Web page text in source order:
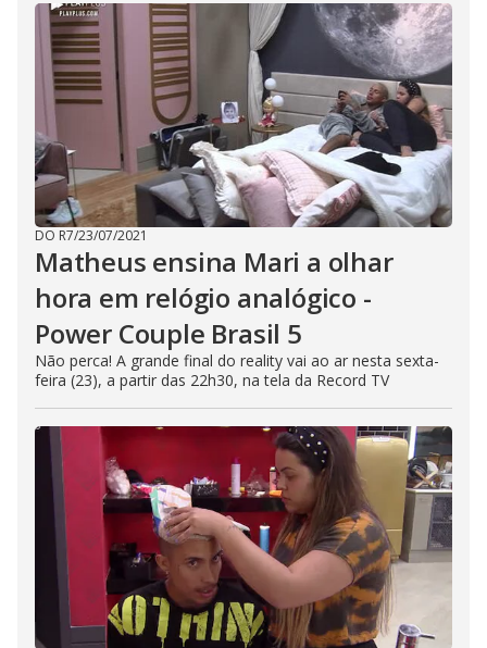
DO R7/23/07/2021
Matheus ensina Mari a olhar
hora em relógio analógico -
Power Couple Brasil 5
Não perca! A grande final do reality vai ao ar nesta sexta-
feira (23), a partir das 22h30, na tela da Record TV